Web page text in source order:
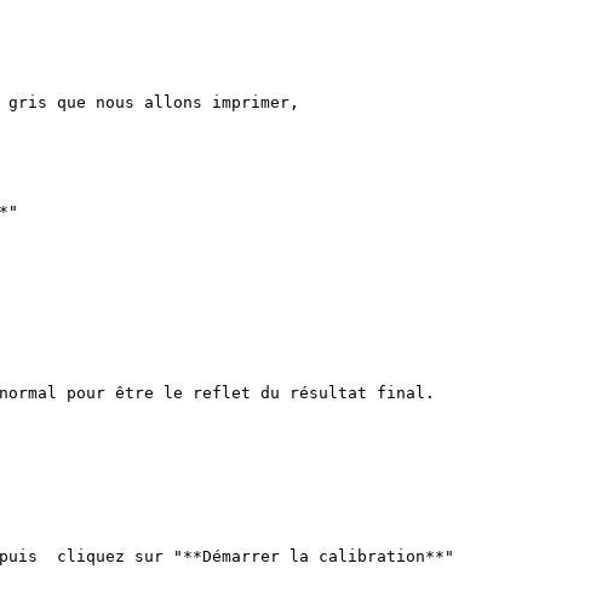
que nous allons imprimer,
normal pour être le reflet du résultat final.
cliquez sur "**Démarrer la calibration**"